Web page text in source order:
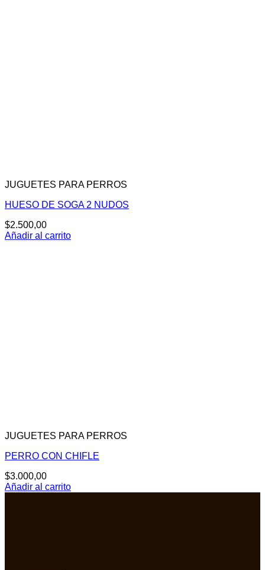
JUGUETES PARA PERROS
HUESO DE SOGA 2 NUDOS
$2.500,00
Añadir al carrito
JUGUETES PARA PERROS
PERRO CON CHIFLE
$3.000,00
Añadir al carrito